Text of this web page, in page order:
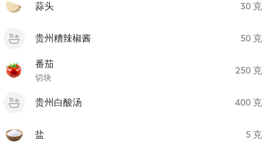
蒜头 30 克
贵州糟辣椒酱 50 克
番茄
切块
250 克
贵州白酸汤 400 克
盐 5 克